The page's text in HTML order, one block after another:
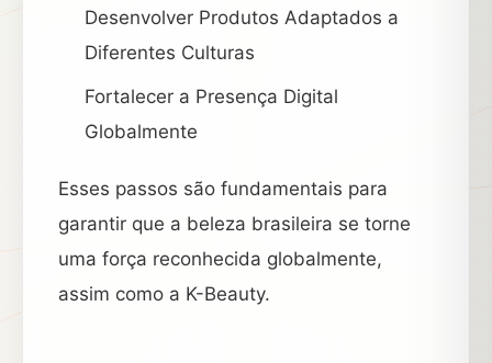
Desenvolver Produtos Adaptados a
Diferentes Culturas
Fortalecer a Presença Digital
Globalmente
Esses passos são fundamentais para
garantir que a beleza brasileira se torne
uma força reconhecida globalmente,
assim como a K-Beauty.